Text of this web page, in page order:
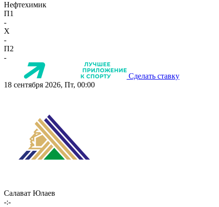
Нефтехимик
П1
-
X
-
П2
-
Сделать ставку
18 сентября 2026, Пт, 00:00
Салават Юлаев
-:-